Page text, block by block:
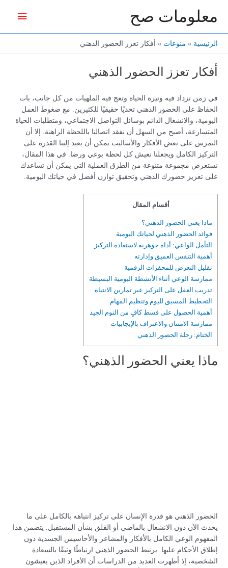
معلومات صح
الرئيسية منوعات أفكار تعزز الحضور الذهني
أفكار تعزز الحضور الذهني
في زمن تزداد فيه وتيرة الحياة وتعج فيه الملهيات من كل جانب، بات
الحفاظ على الحضور الذهني تحديًا حقيقيًا للكثيرين. مع ضغوط العمل
اليومية، والانشغال الدائم بوسائل التواصل الاجتماعي، ومتطلبات الحياة
المتسارعة، أصبح من السهل أن نفقد اتصالنا باللحظة الراهنة. إلا أن
التمرس على بعض الأفكار والأساليب يمكن أن يعيد إلينا القدرة على
التركيز الكامل ويجعلنا نعيش كل لحظة بوعي ورضا. في هذا المقال،
نستعرض مجموعة متنوعة من الطرق العملية التي يمكن أن تساعدك
على تعزيز حضورك الذهني وتحقيق توازن أفضل في حياتك اليومية.
أقسام المقال
ماذا يعني الحضور الذهني؟
فوائد الحضور الذهني لحياتك اليومية
التأمل الواعي: أداة جوهرية لاستعادة التركيز
أهمية التنفس العميق وإدارته
تقليل التعرض للمحفزات الرقمية
ممارسة الوعي أثناء الأنشطة اليومية البسيطة
تدريب العقل على التركيز عبر تمارين الانتباه
التخطيط المسبق لليوم وتنظيم المهام
أهمية الحصول على قسط كافٍ من النوم الجيد
ممارسة الامتنان والاعتراف بالإيجابيات
الختام: رحلة الحضور الذهني
ماذا يعني الحضور الذهني؟
الحضور الذهني هو قدرة الإنسان على تركيز انتباهه بالكامل على ما
يحدث الآن دون الانشغال بالماضي أو القلق بشأن المستقبل. يتضمن هذا
المفهوم الوعي الكامل بالأفكار والمشاعر والأحاسيس الجسدية دون
إطلاق الأحكام عليها. يرتبط الحضور الذهني ارتباطًا وثيقًا بالسعادة
الشخصية، إذ أظهرت العديد من الدراسات أن الأفراد الذين يعيشون